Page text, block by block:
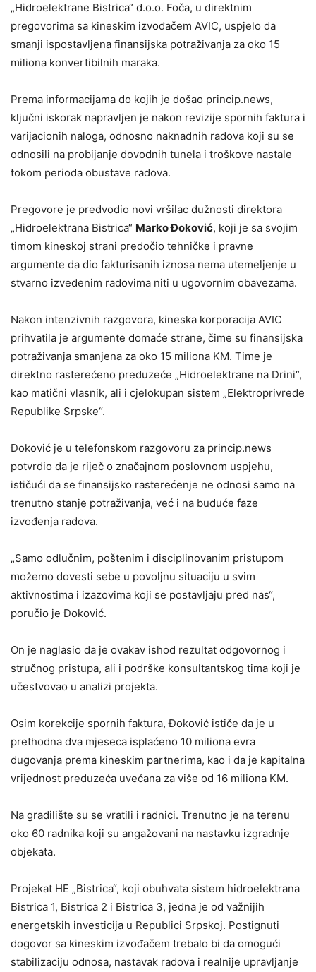
„Hidroelektrane Bistrica“ d.o.o. Foča, u direktnim
pregovorima sa kineskim izvođačem AVIC, uspjelo da
smanji ispostavljena finansijska potraživanja za oko 15
miliona konvertibilnih maraka.
Prema informacijama do kojih je došao princip.news,
ključni iskorak napravljen je nakon revizije spornih faktura i
varijacionih naloga, odnosno naknadnih radova koji su se
odnosili na probijanje dovodnih tunela i troškove nastale
tokom perioda obustave radova.
Pregovore je predvodio novi vršilac dužnosti direktora
„Hidroelektrana Bistrica“ Marko Đoković, koji je sa svojim
timom kineskoj strani predočio tehničke i pravne
argumente da dio fakturisanih iznosa nema utemeljenje u
stvarno izvedenim radovima niti u ugovornim obavezama.
Nakon intenzivnih razgovora, kineska korporacija AVIC
prihvatila je argumente domaće strane, čime su finansijska
potraživanja smanjena za oko 15 miliona KM. Time je
direktno rasterećeno preduzeće „Hidroelektrane na Drini“,
kao matični vlasnik, ali i cjelokupan sistem „Elektroprivrede
Republike Srpske“.
Đoković je u telefonskom razgovoru za princip.news
potvrdio da je riječ o značajnom poslovnom uspjehu,
ističući da se finansijsko rasterećenje ne odnosi samo na
trenutno stanje potraživanja, već i na buduće faze
izvođenja radova.
„Samo odlučnim, poštenim i disciplinovanim pristupom
možemo dovesti sebe u povoljnu situaciju u svim
aktivnostima i izazovima koji se postavljaju pred nas“,
poručio je Đoković.
On je naglasio da je ovakav ishod rezultat odgovornog i
stručnog pristupa, ali i podrške konsultantskog tima koji je
učestvovao u analizi projekta.
Osim korekcije spornih faktura, Đoković ističe da je u
prethodna dva mjeseca isplaćeno 10 miliona evra
dugovanja prema kineskim partnerima, kao i da je kapitalna
vrijednost preduzeća uvećana za više od 16 miliona KM.
Na gradilište su se vratili i radnici. Trenutno je na terenu
oko 60 radnika koji su angažovani na nastavku izgradnje
objekata.
Projekat HE „Bistrica“, koji obuhvata sistem hidroelektrana
Bistrica 1, Bistrica 2 i Bistrica 3, jedna je od važnijih
energetskih investicija u Republici Srpskoj. Postignuti
dogovor sa kineskim izvođačem trebalo bi da omogući
stabilizaciju odnosa, nastavak radova i realnije upravljanje